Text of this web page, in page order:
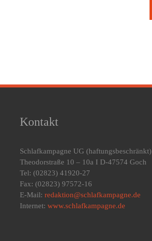
Kontakt
Schlafkampagne UG (haftungsbeschränkt)
Theodorstraße 10 – 10a I D-47574 Goch
Tel: (02823) 41920-27
Fax: (02823) 97572-16
E-Mail: redaktion@schlafkampagne.de
Internet: www.schlafkampagne.de